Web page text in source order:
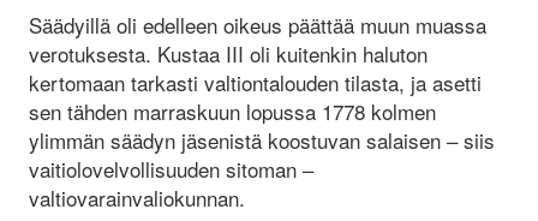
Säädyillä oli edelleen oikeus päättää muun muassa
verotuksesta. Kustaa III oli kuitenkin haluton
kertomaan tarkasti valtiontalouden tilasta, ja asetti
sen tähden marraskuun lopussa 1778 kolmen
ylimmän säädyn jäsenistä koostuvan salaisen – siis
vaitiolovelvollisuuden sitoman –
valtiovarainvaliokunnan.